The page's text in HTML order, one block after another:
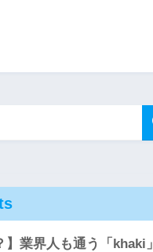
】業界人も通う「khaki」